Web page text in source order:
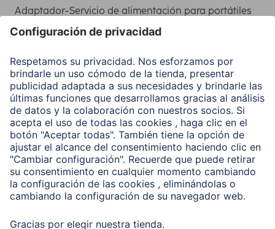
Adaptador-Servicio de alimentación para portátiles
Clientes online
Conviértete en distribuidor
Compañía
Historia de la empresa
Hama en todo el Mundo